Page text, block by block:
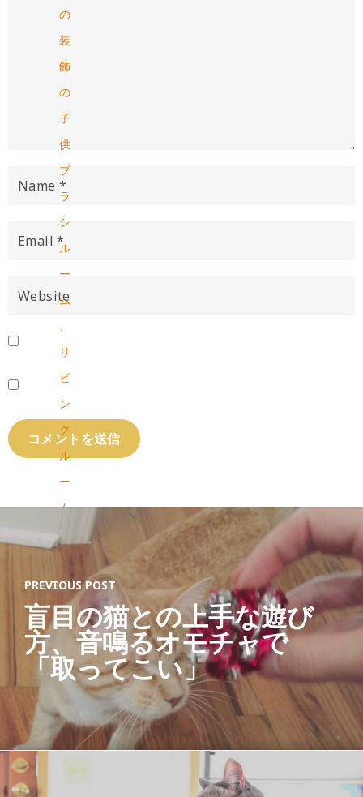
の
装
飾
の
子
供
ブ
ラ
シ
ル
ー
ム
リ
ビ
ン
グ
ル
ー
ム
室
D
Y
り
PREVIOUS POST
盲目の猫との上手な遊び
方、音鳴るオモチャで
「取ってこい」